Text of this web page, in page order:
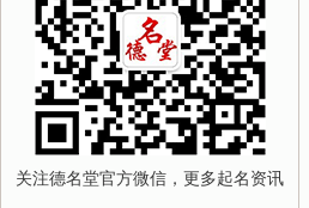
关注德名堂官方微信，更多起名资讯